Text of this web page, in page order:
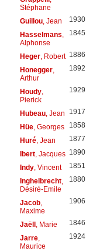
Stéphane
Guillou, Jean 1930
Hasselmans
Alphonse
1845
Heger, Robert 1886
Honegger,
Arthur
1892
Houdy,
Pierick
1929
Hubeau, Jean 1917
Hüe, Georges 1858
Huré, Jean 1877
Ibert, Jacques 1890
Indy, Vincent 1851
Inghelbrecht,
Désiré-Emile
1880
Jacob,
Maxime
1906
Jaëll, Marie 1846
Jarre,
Maurice
1924